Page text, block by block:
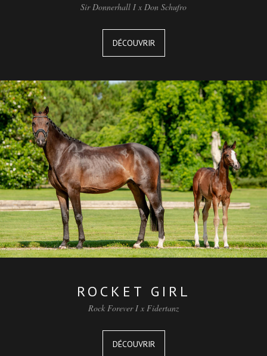
Sir Donnerhall I x Don Schufro
DÉCOUVRIR
ROCKET GIRL
Rock Forever I x Fidertanz
DÉCOUVRIR